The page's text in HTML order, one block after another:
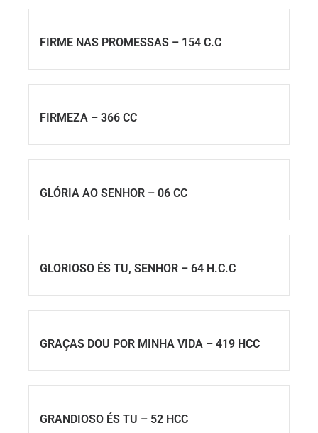
FIRME NAS PROMESSAS – 154 C.C
FIRMEZA – 366 CC
GLÓRIA AO SENHOR – 06 CC
GLORIOSO ÉS TU, SENHOR – 64 H.C.C
GRAÇAS DOU POR MINHA VIDA – 419 HCC
GRANDIOSO ÉS TU – 52 HCC